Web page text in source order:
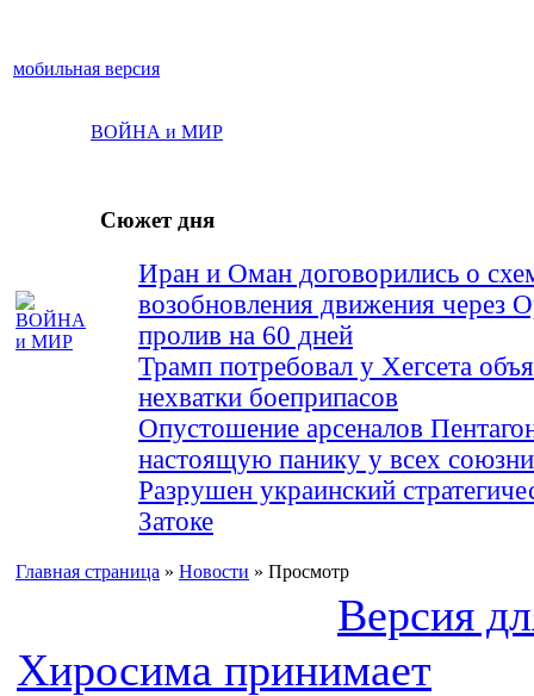
мобильная версия
ВОЙНА и МИР
Сюжет дня
Иран и Оман договорились о
возобновления движения через
пролив на 60 дней
Трамп потребовал у Хегсета
нехватки боеприпасов
Опустошение арсеналов
настоящую панику у всех
Разрушен украинский
Затоке
Главная страница » Новости » Просмотр
Версия
Хиросима принимает